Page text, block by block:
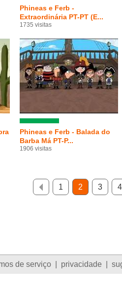
Phineas e Ferb -
Extraordinária PT-PT (E...
1735 visitas
Phineas e Ferb - Balada do
Barba Má PT-P...
1906 visitas
1 2 3 4
de serviço privacidade